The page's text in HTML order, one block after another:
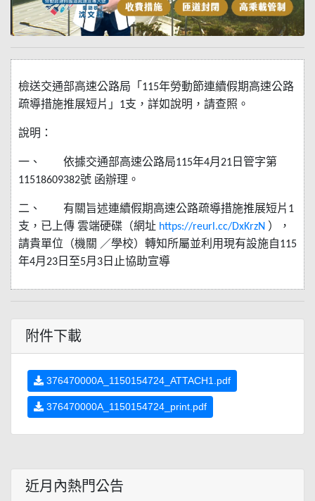
檢送交通部高速公路局「 115年勞動節連續假期高速公路
疏導措施推展短片」 1支，詳如說明，請查照。
說明：
一、 依據交通部高速公路局115年4月 21 日管字第
11518609382號 函辦理。
二、 有關旨述連續假期高速公路疏導措施推展短片 1
支，已上傳 雲端硬碟（網址 https://reurl.cc/DxKrzN ），
請貴單位（機關 ／學校）轉知所屬並利用現有設施自 115
年4月 23 日至5月 3 日止協助宣導
附件下載
376470000A_1150154724_ATTACH1.pdf
376470000A_1150154724_print.pdf
近月內熱門公告